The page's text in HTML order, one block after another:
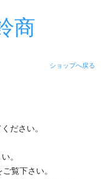
商
ショップへ戻る
ださい。
。
覧下さい。